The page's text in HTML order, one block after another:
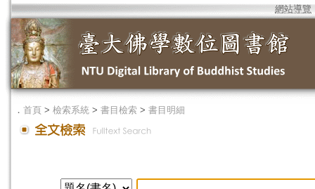
網站導覽
． 首頁 > 檢索系統 > 書目檢索 > 書目明細